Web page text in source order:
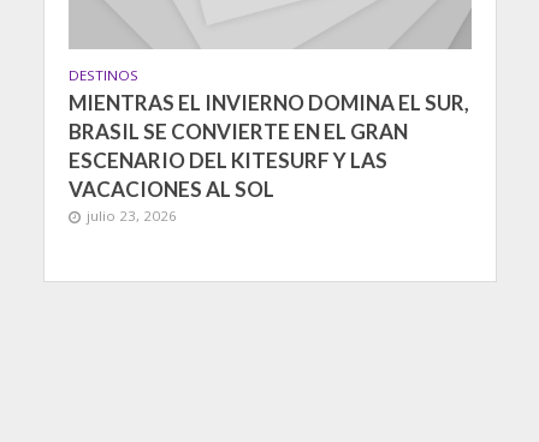
DESTINOS
MIENTRAS EL INVIERNO DOMINA EL SUR,
BRASIL SE CONVIERTE EN EL GRAN
ESCENARIO DEL KITESURF Y LAS
VACACIONES AL SOL
julio 23, 2026